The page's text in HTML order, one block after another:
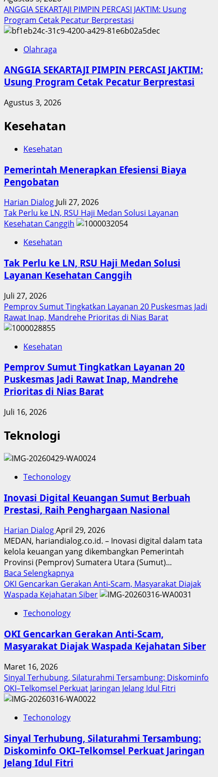
ANGGIA SEKARTAJI PIMPIN PERCASI JAKTIM: Usung
Program Cetak Pecatur Berprestasi
Olahraga
ANGGIA SEKARTAJI PIMPIN PERCASI JAKTIM:
Usung Program Cetak Pecatur Berprestasi
Agustus 3, 2026
Kesehatan
Kesehatan
Pemerintah Menerapkan Efesiensi Biaya
Pengobatan
Harian Dialog Juli 27, 2026
Tak Perlu ke LN, RSU Haji Medan Solusi Layanan
Kesehatan Canggih
Kesehatan
Tak Perlu ke LN, RSU Haji Medan Solusi
Layanan Kesehatan Canggih
Juli 27, 2026
Pemprov Sumut Tingkatkan Layanan 20 Puskesmas Jadi
Rawat Inap, Mandrehe Prioritas di Nias Barat
Kesehatan
Pemprov Sumut Tingkatkan Layanan 20
Puskesmas Jadi Rawat Inap, Mandrehe
Prioritas di Nias Barat
Juli 16, 2026
Teknologi
Techonology
Inovasi Digital Keuangan Sumut Berbuah
Prestasi, Raih Penghargaan Nasional
Harian DialogApril 29, 2026
MEDAN, hariandialog.co.id. – Inovasi digital dalam tata
kelola keuangan yang dikembangkan Pemerintah
Provinsi (Pemprov) Sumatera Utara (Sumut)...
Baca Selengkapnya
more
about
Sumut
Berbuah
Penghargaan
Nasional
OKI Gencarkan Gerakan Anti-Scam, Masyarakat Diajak
Waspada Kejahatan Siber
Techonology
OKI Gencarkan Gerakan Anti-Scam,
Masyarakat Diajak Waspada Kejahatan Siber
Maret 16, 2026
Sinyal Terhubung, Silaturahmi Tersambung: Diskominfo
OKI–Telkomsel Perkuat Jaringan Jelang Idul Fitri
Techonology
Sinyal Terhubung, Silaturahmi Tersambung:
Diskominfo OKI–Telkomsel Perkuat Jaringan
Jelang Idul Fitri